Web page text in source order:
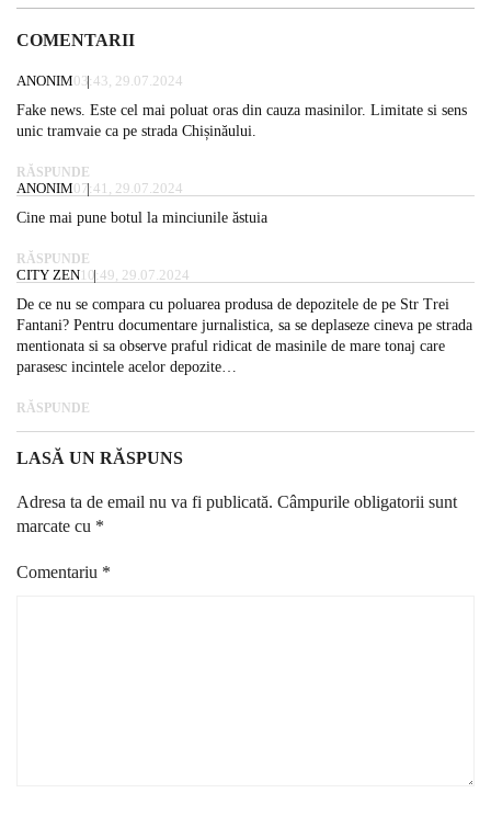
COMENTARII
ANONIM03:43, 29.07.2024
Fake news. Este cel mai poluat oras din cauza masinilor. Limitate si sens
unic tramvaie ca pe strada Chișinăului.
RĂSPUNDE
ANONIM07:41, 29.07.2024
Cine mai pune botul la minciunile ăstuia
RĂSPUNDE
CITY ZEN10:49, 29.07.2024
De ce nu se compara cu poluarea produsa de depozitele de pe Str Trei
Fantani? Pentru documentare jurnalistica, sa se deplaseze cineva pe strada
mentionata si sa observe praful ridicat de masinile de mare tonaj care
parasesc incintele acelor depozite…
RĂSPUNDE
LASĂ UN RĂSPUNS
Adresa ta de email nu va fi publicată. Câmpurile obligatorii sunt
marcate cu *
Comentariu *